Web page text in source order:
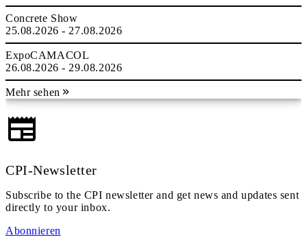
Concrete Show
25.08.2026 - 27.08.2026
ExpoCAMACOL
26.08.2026 - 29.08.2026
Mehr sehen
CPI-Newsletter
Subscribe to the CPI newsletter and get news and updates sent
directly to your inbox.
Abonnieren